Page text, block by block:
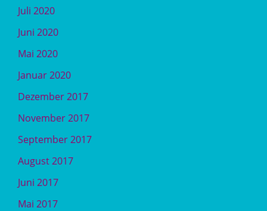
Juli 2020
Juni 2020
Mai 2020
Januar 2020
Dezember 2017
November 2017
September 2017
August 2017
Juni 2017
Mai 2017